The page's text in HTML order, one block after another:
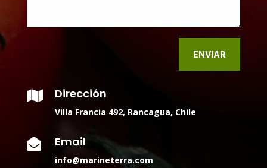
ENVIAR
 Dirección
Villa Francia 492, Rancagua, Chile
 Email
info@marineterra.com